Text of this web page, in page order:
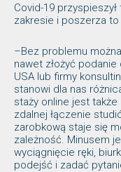
Covid-19
zakresie i poszerza
–Bez problemu
nawet złożyć
USA lub firmy
stanowi dla nas
staży online jest
zdalnej łączenie
zarobkową staje się
zależność. Minusem
wyciągnięcie ręki,
podejść i zadać